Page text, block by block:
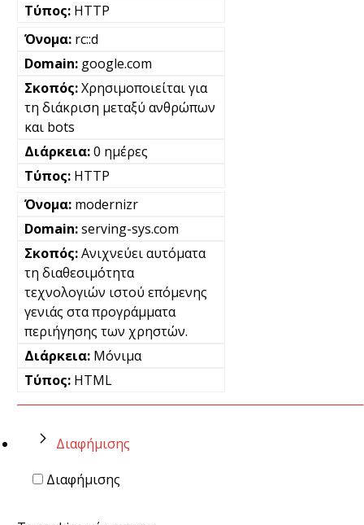
HTTP
rc::d
google.com
Χρησιμοποιείται για
τη διάκριση μεταξύ ανθρώπων
και bots
0 ημέρες
HTTP
modernizr
serving-sys.com
Ανιχνεύει αυτόματα
τη διαθεσιμότητα
τεχνολογιών ιστού επόμενης
γενιάς στα προγράμματα
περιήγησης των χρηστών.
Μόνιμα
HTML
Διαφήμισης
Διαφήμισης